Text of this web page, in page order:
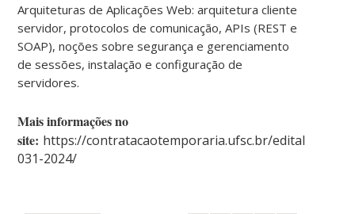
Arquiteturas de Aplicações Web: arquitetura cliente
servidor, protocolos de comunicação, APIs (REST e
SOAP), noções sobre segurança e gerenciamento
de sessões, instalação e configuração de
servidores.
Mais informações no
site: https://contratacaotemporaria.ufsc.br/edital-
031-2024/